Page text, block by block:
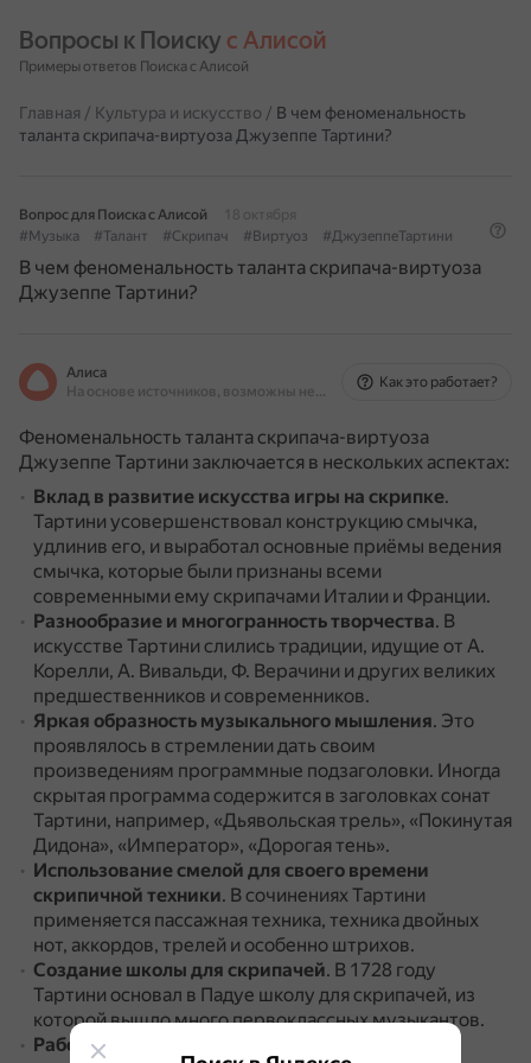
Вопросы к Поиску с Алисой
Примеры ответов Поиска с Алисой
Главная / Культура и искусство / В чем феноменальность
таланта скрипача-виртуоза Джузеппе Тартини?
Вопрос для Поиска с Алисой
18 октября
#Музыка
#Талант #Скрипач #Виртуоз #ДжузеппеТартини
В чем феноменальность таланта скрипача-виртуоза
Джузеппе Тартини?
Алиса
На основе источников, возможны неточности
Как это работает?
Феноменальность таланта скрипача-виртуоза
Джузеппе Тартини заключается в нескольких аспектах:
Вклад в развитие искусства игры на скрипке.
Тартини усовершенствовал конструкцию смычка,
удлинив его, и выработал основные приёмы ведения
смычка, которые были признаны всеми
современными ему скрипачами Италии и Франции.
Разнообразие и многогранность творчества. В
искусстве Тартини слились традиции, идущие от А.
Корелли, А. Вивальди, Ф. Верачини и других великих
предшественников и современников.
Яркая образность музыкального мышления. Это
проявлялось в стремлении дать своим
произведениям программные подзаголовки. Иногда
скрытая программа содержится в заголовках сонат
Тартини, например, «Дьявольская трель», «Покинутая
Дидона», «Император», «Дорогая тень».
Использование смелой для своего времени
скрипичной техники. В сочинениях Тартини
применяется пассажная техника, техника двойных
нот, аккордов, трелей и особенно штрихов.
Создание школы для скрипачей. В 1728 году
Тартини основал в Падуе школу для скрипачей, из
которой вышло много первоклассных музыкантов.
Работа в области музыкальной науки